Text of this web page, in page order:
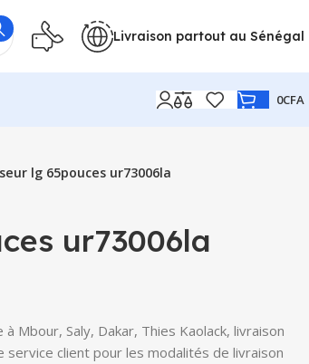
Livraison partout au Sénégal
0CFA
lg 65pouces ur73006la
ur73006la
Mbour, Saly, Dakar, Thies Kaolack, livraison
client pour les modalités de livraison